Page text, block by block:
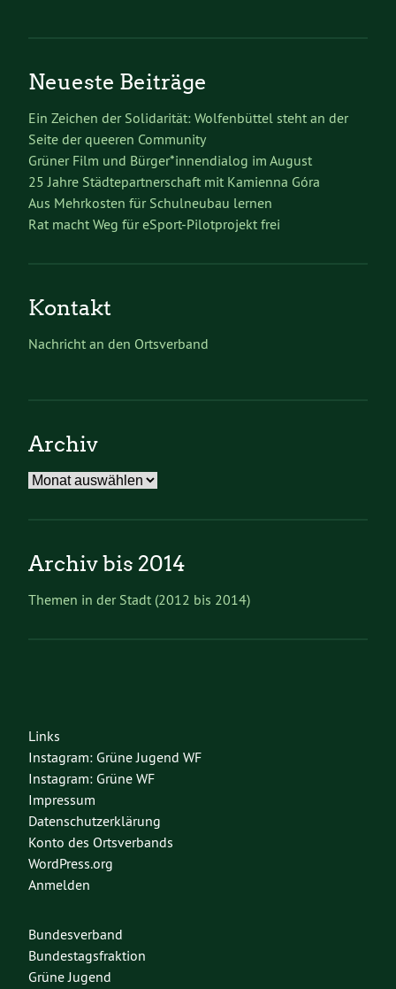
Neueste Beiträge
Ein Zeichen der Solidarität: Wolfenbüttel steht an der
Seite der queeren Community
Grüner Film und Bürger*innendialog im August
25 Jahre Städtepartnerschaft mit Kamienna Góra
Aus Mehrkosten für Schulneubau lernen
Rat macht Weg für eSport-Pilotprojekt frei
Kontakt
Nachricht an den Ortsverband
Archiv
Archiv
Archiv bis 2014
Themen in der Stadt (2012 bis 2014)
Links
Instagram: Grüne Jugend WF
Instagram: Grüne WF
Impressum
Datenschutzerklärung
Konto des Ortsverbands
WordPress.org
Anmelden
Bundesverband
Bundestagsfraktion
Grüne Jugend